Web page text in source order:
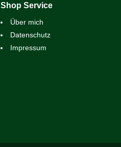
Shop Service
Über mich
Datenschutz
Impressum